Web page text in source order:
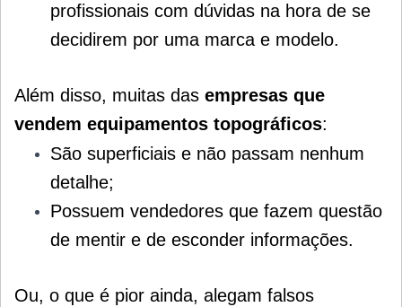
profissionais com dúvidas na hora de se
decidirem por uma marca e modelo.
Além disso, muitas das empresas que
vendem equipamentos topográficos:
São superficiais e não passam nenhum
detalhe;
Possuem vendedores que fazem questão
de mentir e de esconder informações.
Ou, o que é pior ainda, alegam falsos